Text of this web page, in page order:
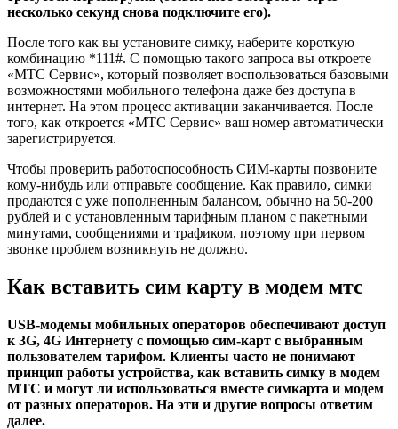
несколько секунд снова подключите его).
После того как вы установите симку, наберите короткую
комбинацию *111#. С помощью такого запроса вы откроете
«МТС Сервис», который позволяет воспользоваться базовыми
возможностями мобильного телефона даже без доступа в
интернет. На этом процесс активации заканчивается. После
того, как откроется «МТС Сервис» ваш номер автоматически
зарегистрируется.
Чтобы проверить работоспособность СИМ-карты позвоните
кому-нибудь или отправьте сообщение. Как правило, симки
продаются с уже пополненным балансом, обычно на 50-200
рублей и с установленным тарифным планом с пакетными
минутами, сообщениями и трафиком, поэтому при первом
звонке проблем возникнуть не должно.
Как вставить сим карту в модем мтс
USB-модемы мобильных операторов обеспечивают доступ
к 3G, 4G Интернету с помощью сим-карт с выбранным
пользователем тарифом. Клиенты часто не понимают
принцип работы устройства, как вставить симку в модем
МТС и могут ли использоваться вместе симкарта и модем
от разных операторов. На эти и другие вопросы ответим
далее.